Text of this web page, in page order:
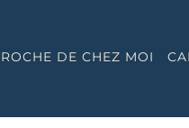
DE CHEZ MOI